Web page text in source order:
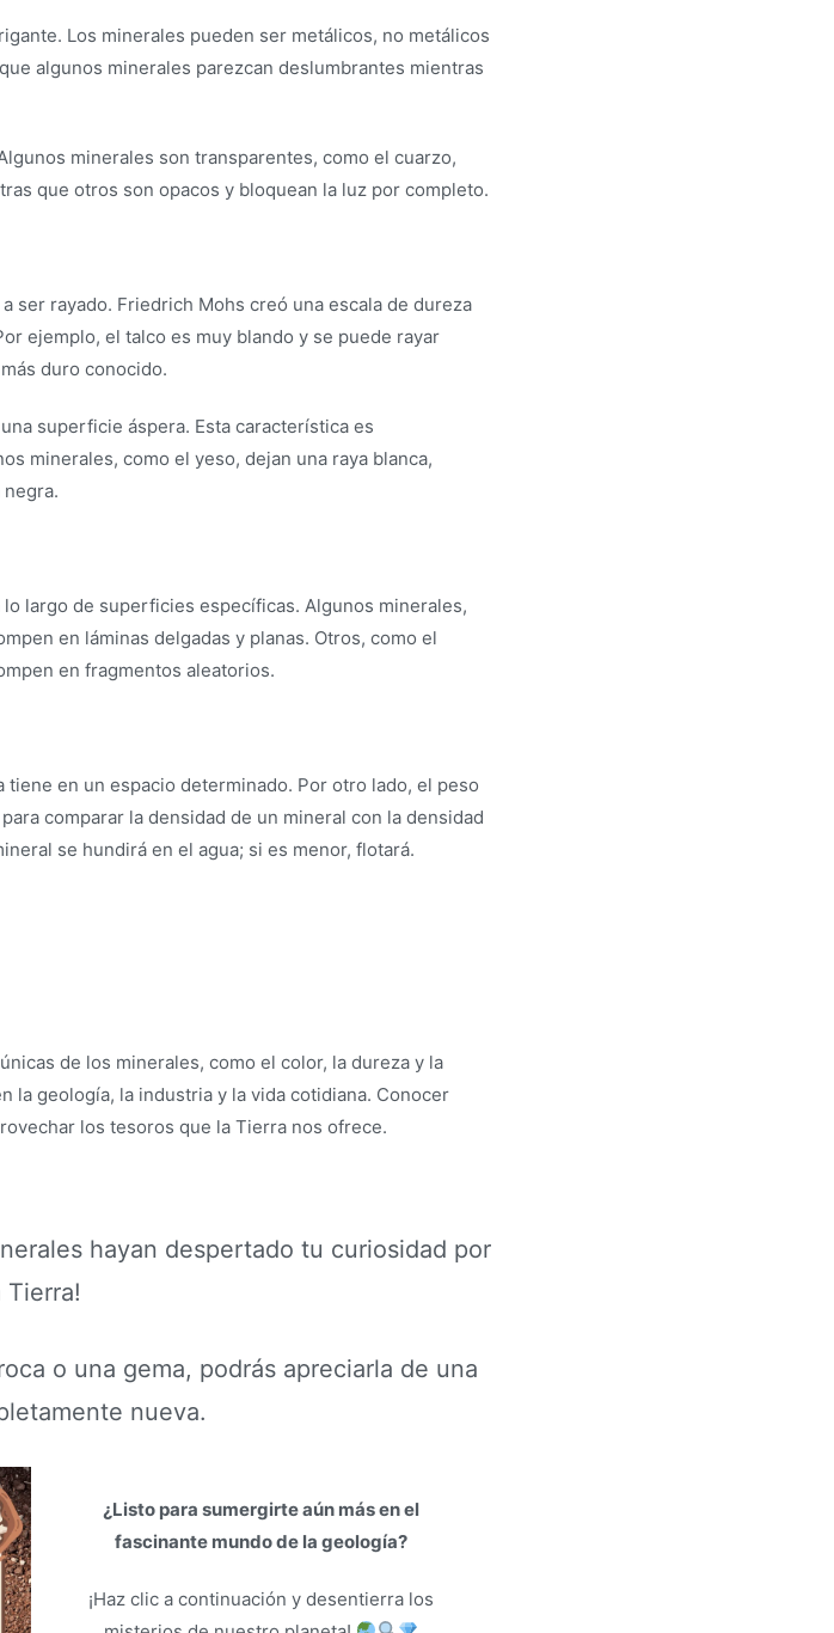
Los minerales pueden ser metálicos, no metálicos
algunos minerales parezcan deslumbrantes mientras
minerales son transparentes, como el cuarzo,
que otros son opacos y bloquean la luz por completo.
ser rayado. Friedrich Mohs creó una escala de dureza
ejemplo, el talco es muy blando y se puede rayar
duro conocido.
superficie áspera. Esta característica es
minerales, como el yeso, dejan una raya blanca,
largo de superficies específicas. Algunos minerales,
en láminas delgadas y planas. Otros, como el
en fragmentos aleatorios.
en un espacio determinado. Por otro lado, el peso
comparar la densidad de un mineral con la densidad
se hundirá en el agua; si es menor, flotará.
de los minerales, como el color, la dureza y la
la geología, la industria y la vida cotidiana. Conocer
los tesoros que la Tierra nos ofrece.
hayan despertado tu curiosidad por
Tierra!
o una gema, podrás apreciarla de una
nueva.
¿Listo para sumergirte aún más en el
fascinante mundo de la geología?
¡Haz clic a continuación y desentierra los